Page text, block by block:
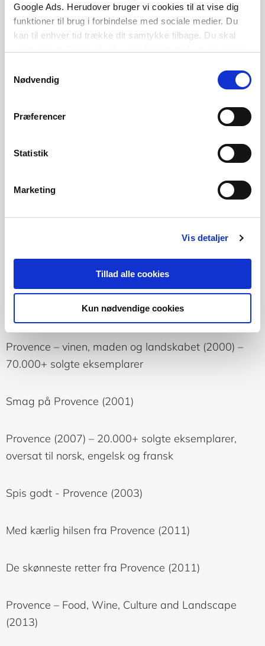
Google Ads. Herudover bruger vi cookies til at vise dig
funktioner til brug i forbindelse med sociale medier. Du
kan til enhver tid trække dit samtykke tilbage. Du skal
tilbagetrækker et samtykke.
Nødvendig
Præferencer
Statistik
Marketing
Vis detaljer
Tillad alle cookies
Kun nødvendige cookies
2023- nu: Bestyrelsesformand Cappelen Damm,
Norge
Tidligere bestyrelsesmedlem, Cappelen Damm,
Tidligere formand, Danske Forlag
Vinguide til Provence (1995)
Provence – vinen, maden og landskabet (2000) –
70.000+ solgte eksemplarer
Smag på Provence (2001)
Provence (2007) – 20.000+ solgte eksemplarer,
oversat til norsk, engelsk og fransk
Spis godt - Provence (2003)
Med kærlig hilsen fra Provence (2011)
De skønneste retter fra Provence (2011)
Provence – Food, Wine, Culture and Landscape
(2013)